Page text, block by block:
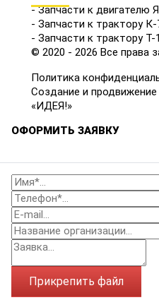
- Запчасти к двигателю
- Запчасти к трактору
- Запчасти к трактору Т-
© 2020 - 2026 Все права
Политика
Создание и
«ИДЕЯ!»
ОФОРМИТЬ ЗАЯВКУ
Прикрепить файл